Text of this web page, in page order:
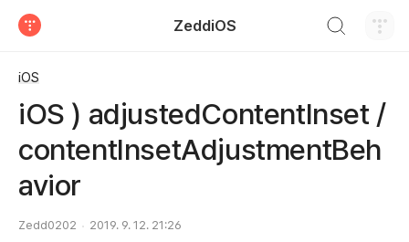
ZeddiOS
iOS
iOS ) adjustedContentInset /
contentInsetAdjustmentBeh
avior
Zedd0202 2019. 9. 12. 21:26